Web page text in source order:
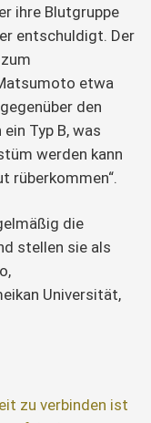
ihre Blutgruppe
entschuldigt. Der
etwa
den
Typ B, was
werden kann
rüberkommen“.
die
stellen sie als
Universität,
zu verbinden ist